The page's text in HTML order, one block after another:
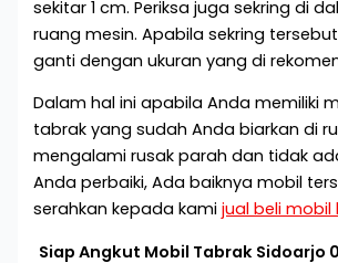
sekitar 1 cm. Periksa juga sekring di
ruang mesin. Apabila sekring
ganti dengan ukuran yang di
Dalam hal ini apabila Anda memiliki
tabrak yang sudah Anda biarkan di
mengalami rusak parah dan tidak
Anda perbaiki, Ada baiknya mobil
serahkan kepada kamijual beli
Siap Angkut Mobil Tabrak Sidoarjo